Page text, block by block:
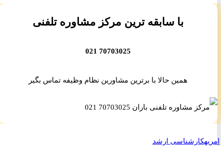
با سابقه ترین مرکز مشاوره تلفنی
70703025 021
همین حالا با برترین مشاورین نظام وظیفه تماس بگیر
کارشناسی ارشد